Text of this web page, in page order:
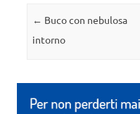
Navigazione articolo
← Buco con nebulosa
intorno